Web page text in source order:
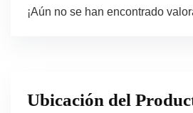
¡Aún no se han encontrado
Ubicación del